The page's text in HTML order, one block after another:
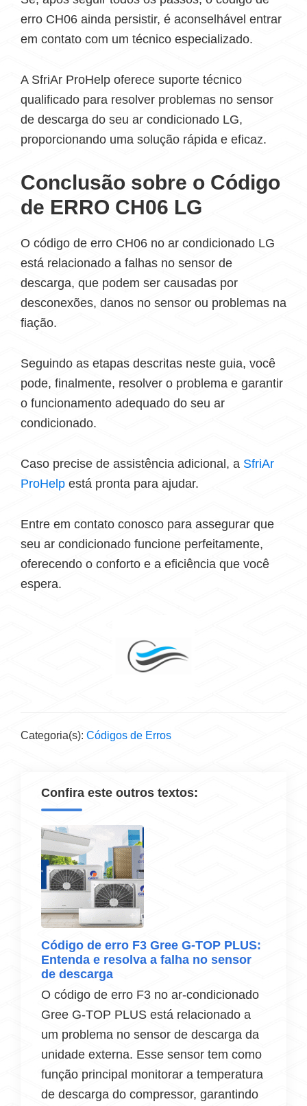
erro CH06 ainda persistir, é aconselhável entrar
em contato com um técnico especializado.
A SfriAr ProHelp oferece suporte técnico
qualificado para resolver problemas no sensor
de descarga do seu ar condicionado LG,
proporcionando uma solução rápida e eficaz.
Conclusão sobre o Código
de ERRO CH06 LG
O código de erro CH06 no ar condicionado LG
está relacionado a falhas no sensor de
descarga, que podem ser causadas por
desconexões, danos no sensor ou problemas na
fiação.
Seguindo as etapas descritas neste guia, você
pode, finalmente, resolver o problema e garantir
o funcionamento adequado do seu ar
condicionado.
Caso precise de assistência adicional, a SfriAr
ProHelp está pronta para ajudar.
Entre em contato conosco para assegurar que
seu ar condicionado funcione perfeitamente,
oferecendo o conforto e a eficiência que você
espera.
Categoria(s): Códigos de Erros
Confira este outros textos:
Código de erro F3 Gree G-TOP PLUS:
Entenda e resolva a falha no sensor
de descarga
O código de erro F3 no ar-condicionado
Gree G-TOP PLUS está relacionado a
um problema no sensor de descarga da
unidade externa. Esse sensor tem como
função principal monitorar a temperatura
de descarga do compressor, garantindo